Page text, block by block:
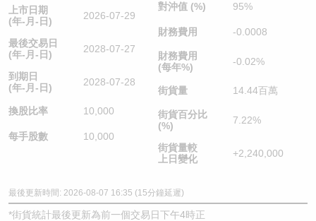
上市日期
(年-月-日)
2026-07-29
最後交易日
(年-月-日)
2028-07-27
到期日
(年-月-日)
2028-07-28
換股比率 10,000
每手股數 10,000
對沖值 (%) 95%
財務費用 -0.0008
財務費用
(每年%)
-0.02%
街貨量 14.44百萬
街貨百分比
(%)
7.22%
街貨量較
上日變化
+2,240,000
最後更新時間: 2026-08-07 16:35 (15分鐘延遲)
*街貨統計最後更新為前一個交易日下午4時正